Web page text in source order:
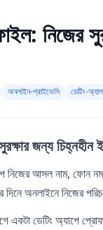
নিজের
অনলাইন-প্রাইভেসি ডেটিং-
জন্য
আসল নাম, ফোন
অনলাইনে নিজের
একটা ডেটিং অ্যাপে